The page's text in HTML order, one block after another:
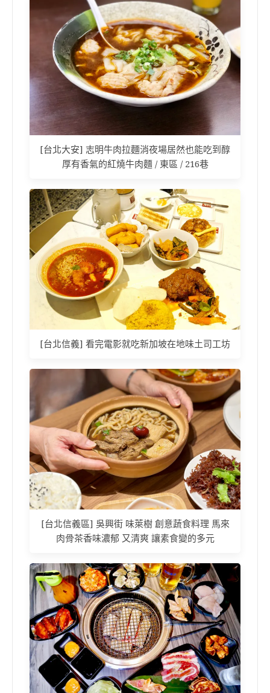
[台北大安] 志明牛肉拉麵消夜場居然也能吃到醇
厚有香氣的紅燒牛肉麵 / 東區 / 216巷
[台北信義] 看完電影就吃新加坡在地味土司工坊
[台北信義區] 吳興街 味萊樹 創意蔬食料理 馬來
肉骨茶香味濃郁 又清爽 讓素食變的多元